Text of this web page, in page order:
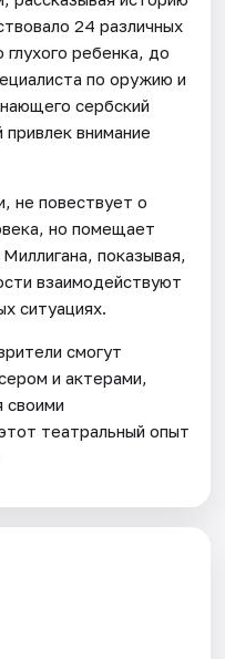
24 различных
ребенка, до
по оружию и
сербский
привлек внимание
не повествует о
но помещает
показывая,
взаимодействуют
ситуациях.
смогут
и актерами,
своими
театральный опыт